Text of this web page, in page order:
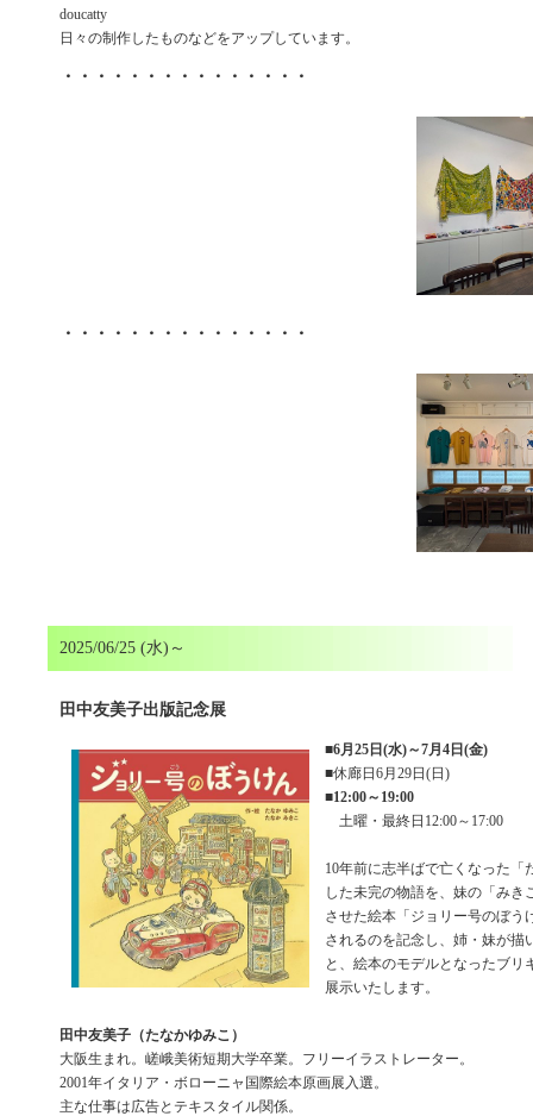
doucatty
日々の制作したものなどをアップしています。
・・・・・・・・・・・・・・・
・・・・・・・・・・・・・・・
2025/06/25 (水)～
田中友美子出版記念展
■6月25日(水)～7月4日(金)
■休廊日6月29日(日)
■12:00～19:00
土曜・最終日12:00～17:00
10年前に志半ばで亡くなった「
した未完の物語を、妹の「みき
させた絵本「ジョリー号のぼう
されるのを記念し、姉・妹が描
と、絵本のモデルとなったブリ
展示いたします。
田中友美子（たなかゆみこ）
大阪生まれ。嵯峨美術短期大学卒業。フリーイラストレーター。
2001年イタリア・ボローニャ国際絵本原画展入選。
主な仕事は広告とテキスタイル関係。